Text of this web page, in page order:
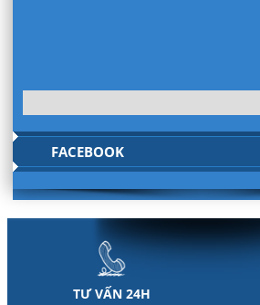
FACEBOOK
TƯ VẤN 24H